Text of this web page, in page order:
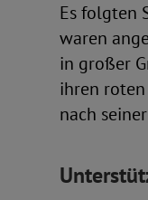
Es folgten
waren
in großer
ihren
nach